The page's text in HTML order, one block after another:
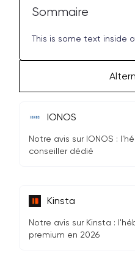
Sommaire
This is some text inside
IONOS
Notre avis sur IONOS :
conseiller dédié
Kinsta
Notre avis sur Kinsta :
premium en 2026